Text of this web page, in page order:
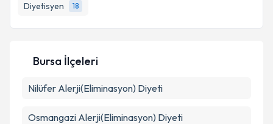
Diyetisyen
18
E-posta Adresiniz
Metni'ni okudum ve kişisel verilerimin belirtilen
Bursa İlçeleri
Nilüfer Alerji(Eliminasyon) Diyeti
Osmangazi Alerji(Eliminasyon) Diyeti